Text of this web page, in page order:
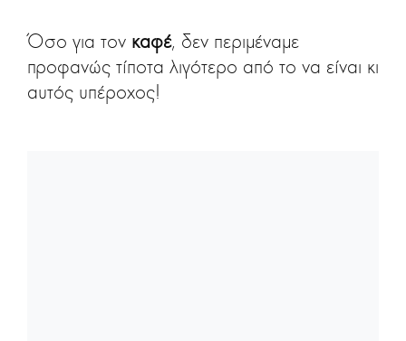
Όσο για τον καφέ, δεν περιμέναμε
προφανώς τίποτα λιγότερο από το να είναι κι
αυτός υπέροχος!